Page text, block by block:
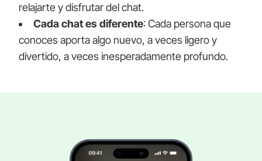
relajarte y disfrutar del chat.
Cada chat es diferente: Cada persona que
conoces aporta algo nuevo, a veces ligero y
divertido, a veces inesperadamente profundo.